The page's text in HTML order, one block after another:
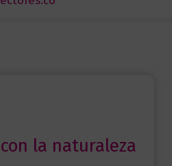
con la naturaleza